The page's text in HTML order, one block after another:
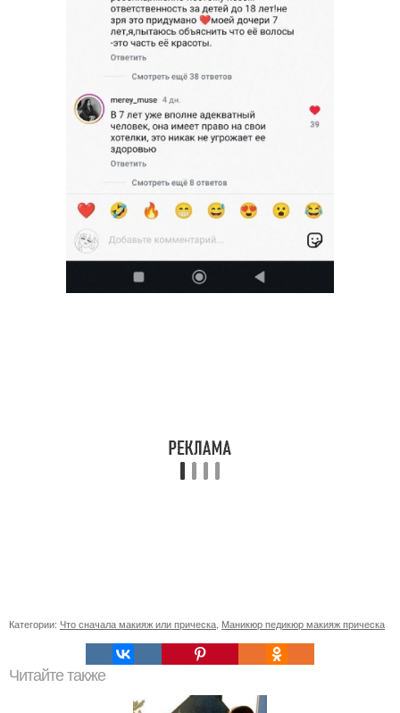
Категории: Что сначала макияж или прическа, Маникюр педикюр макияж прическа
Читайте также